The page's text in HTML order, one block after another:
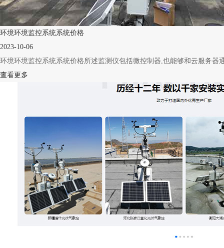
环境环境监控系统系统价格
2023-10-06
环境环境监控系统系统价格所述监测仪包括微控制器,也能够和云服务器
查看更多